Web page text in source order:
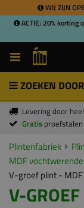
WIJ ZIJN
ACTIE: 20% korting
ZOEKEN
Levering door heel
Gratis proefstalen
Plintenfabriek
MDF
V-groef plint -
V-